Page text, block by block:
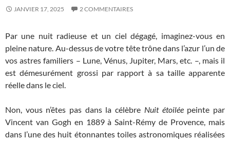
JANVIER 17, 2025 2 COMMENTAIRES
Par une nuit radieuse et un ciel dégagé, imaginez-vous en
pleine nature. Au-dessus de votre tête trône dans l’azur l’un de
vos astres familiers – Lune, Vénus, Jupiter, Mars, etc. –, mais il
est démesurément grossi par rapport à sa taille apparente
réelle dans le ciel.
Non, vous n’êtes pas dans la célèbre Nuit étoiléepeinte par
Vincent van Gogh en 1889 à Saint-Rémy de Provence, mais
dans l’une des huit étonnantes toiles astronomiques réalisées